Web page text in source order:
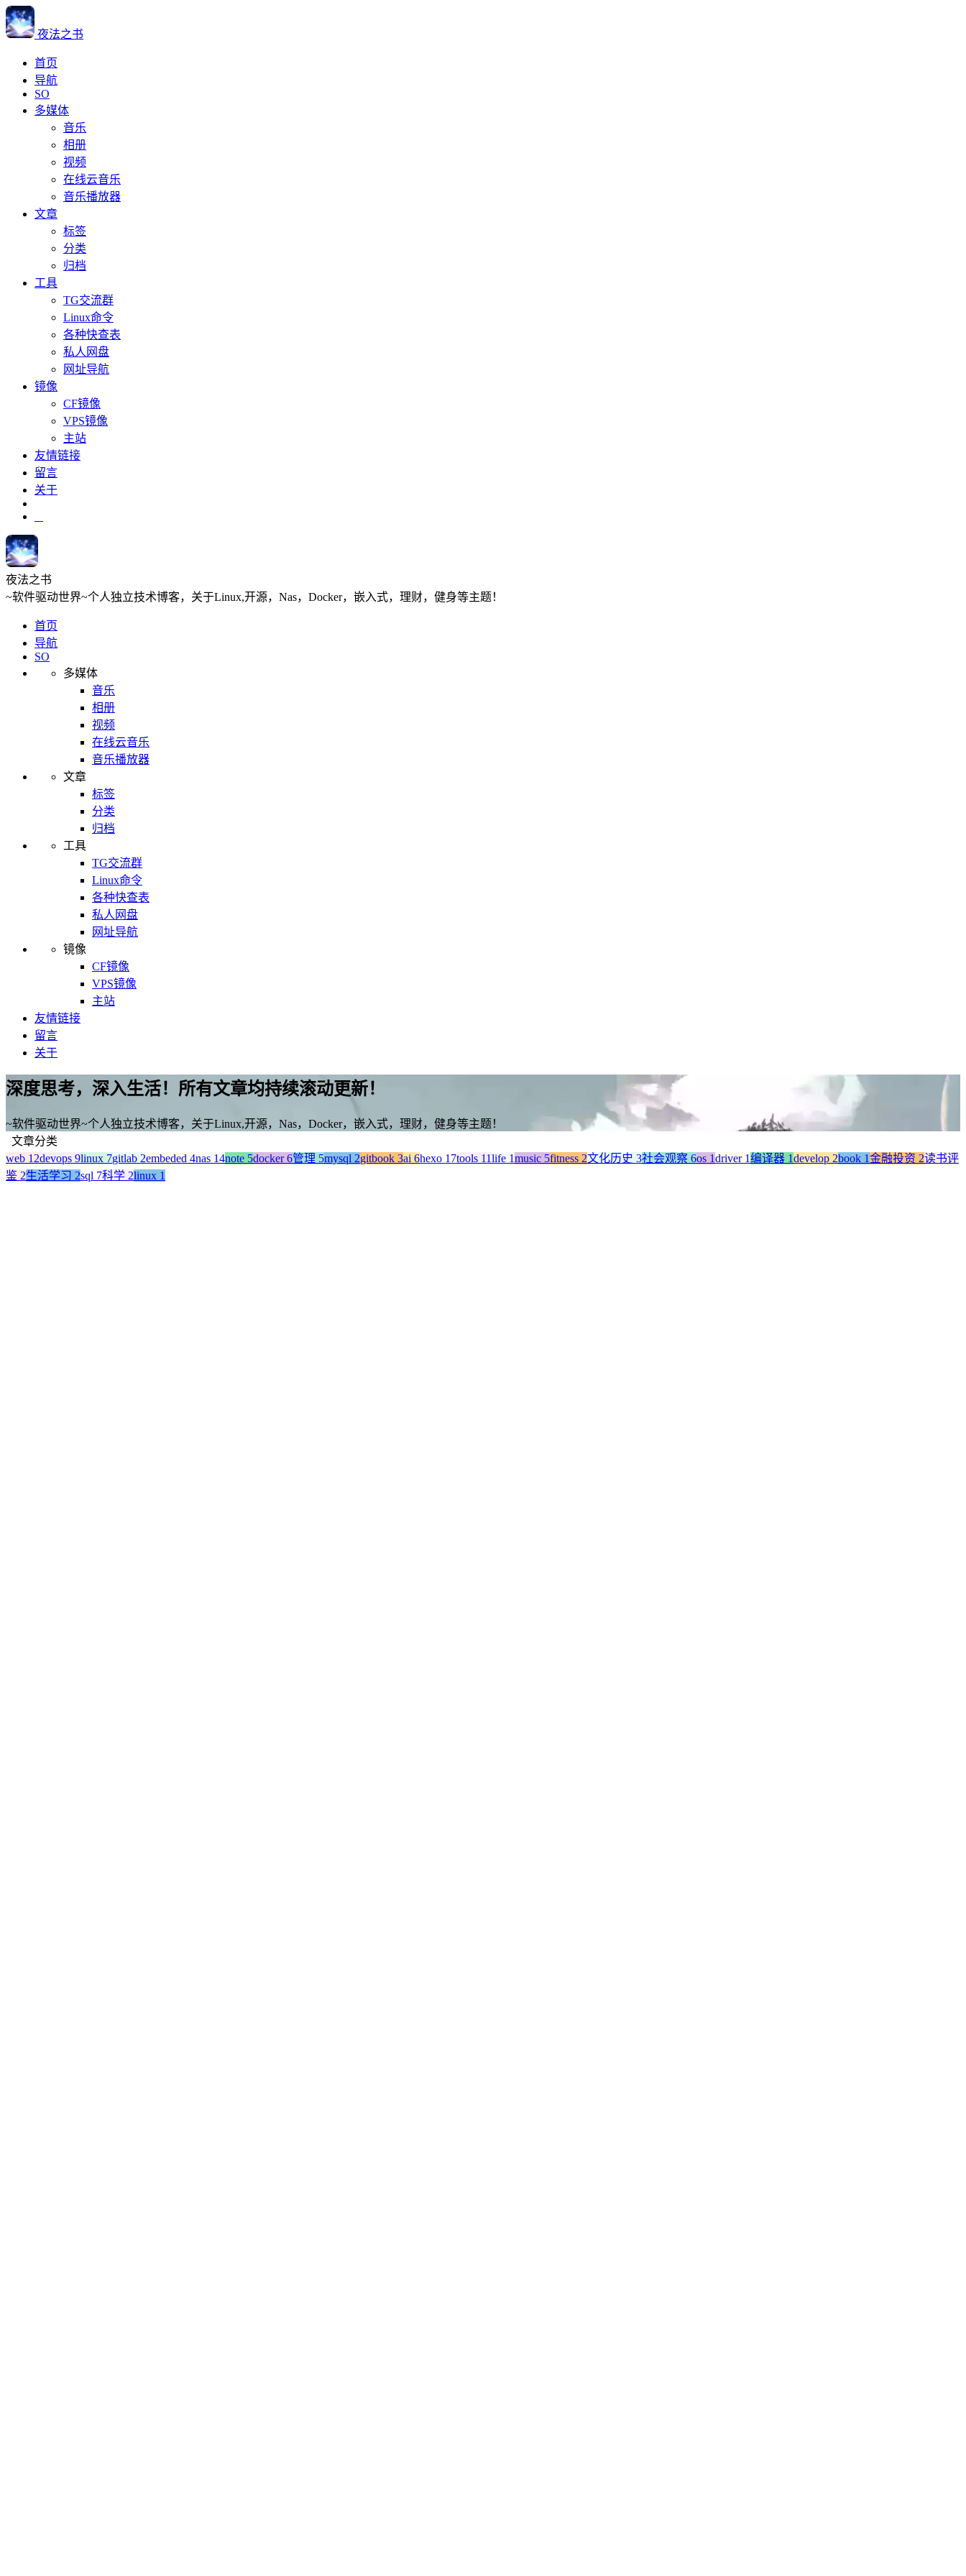
夜法之书
首页
导航
SO
多媒体
音乐
相册
视频
在线云音乐
音乐播放器
文章
标签
分类
归档
工具
TG交流群
Linux命令
各种快查表
私人网盘
网址导航
镜像
CF镜像
VPS镜像
主站
友情链接
留言
关于
夜法之书
~软件驱动世界~个人独立技术博客，关于Linux,开源，Nas，Docker，嵌入式，理财，健身等主题！
首页
导航
SO
多媒体
音乐
相册
视频
在线云音乐
音乐播放器
文章
标签
分类
归档
工具
TG交流群
Linux命令
各种快查表
私人网盘
网址导航
镜像
CF镜像
VPS镜像
主站
友情链接
留言
关于
深度思考，深入生活！所有文章均持续滚动更新！
~软件驱动世界~个人独立技术博客，关于Linux,开源，Nas，Docker，嵌入式，理财，健身等主题！
文章分类
web 12devops 9linux 7gitlab 2embeded 4nas 14note 5docker6管理 5mysql 2gitbook 3ai 6hexo 17tools 11life 1music 5fitness 2文化历史 3社会观察 6os 1driver 1编译器 1develop 2book 1金融投资 2读书评
鉴 2生活学习 2sql 7科学 2linux 1